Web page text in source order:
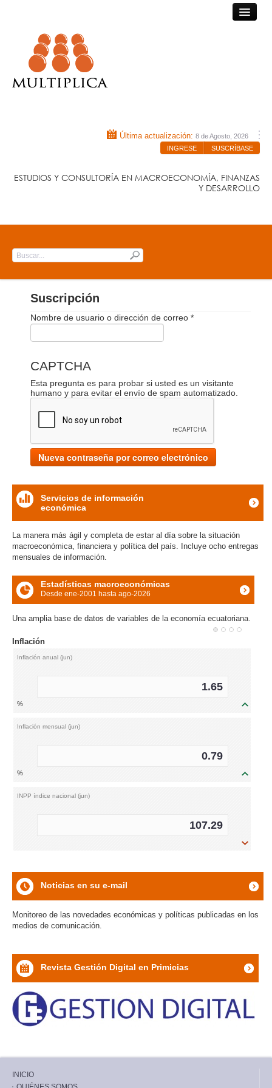
Última actualización: 8 de Agosto, 2026
INGRESE
SUSCRÍBASE
ESTUDIOS Y CONSULTORÍA EN MACROECONOMÍA, FINANZAS
Y DESARROLLO
QUIÉNES SOMOS
NUESTRA EXPERIENCIA
CONTÁCTENOS
Submit
Suscripción
Nombre de usuario o dirección de correo *
CAPTCHA
Esta pregunta es para probar si usted es un visitante
humano y para evitar el envío de spam automatizado.
Nueva contraseña por correo electrónico
Servicios de información
económica
La manera más ágil y completa de estar al día sobre la situación
macroeconómica, financiera y política del país. Incluye ocho entregas
mensuales de información.
icon
Estadísticas macroeconómicas
Desde ene-2001 hasta ago-2026
Una amplia base de datos de variables de la economía ecuatoriana.
anual (jun)
1.65
mensual (jun)
0.79
índice nacional (jun)
107.29
%
%
%
icon
Noticias en su e-mail
Monitoreo de las novedades económicas y políticas publicadas en los
medios de comunicación.
icon
Revista Gestión Digital en Primicias
INICIO